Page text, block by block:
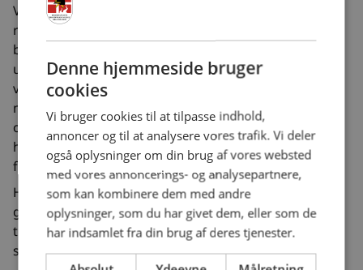
Vi syntes ikke at det er fair, at vi skal gang på gang
retfærdiggøre hvad kontingentet bruges til, men det
bliver jo blandt andet brugt til at drifte LFDB. Vi
udgiver vores blad 4 gange om året, vi vedligeholder
vores medlemsdatabase, vi deltager i diverse
mødefora, overenskomstspørgsmål,
overenskomstforhandling og kører faglige sager med
hjælp fra vores dygtige advokat med ekspertise inden
for arbejdsret.
Hver gang vi sender kontingentopkrævning ud skal vi
gennem en træls tid med rykkere og opringninger til
tillidsfolk og spørgsmål om “hvorvidt det kan betale
sig at være medlem”.
Denne hjemmeside bruger
cookies
Vi bruger cookies til at tilpasse indhold,
annoncer og til at analysere vores trafik. Vi deler
også oplysninger om din brug af vores websted
med vores annoncerings- og analysepartnere,
som kan kombinere dem med andre
oplysninger, som du har givet dem, eller som de
har indsamlet fra din brug af deres tjenester.